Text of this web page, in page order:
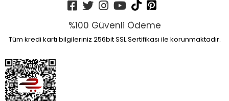
%100 Güvenli Ödeme
Tüm kredi kartı bilgileriniz 256bit SSL Sertifikası ile korunmaktadır.